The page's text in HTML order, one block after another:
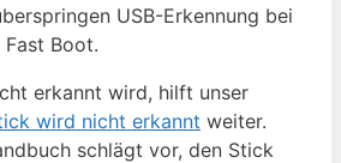
USB-Erkennung bei
Boot.
erkannt wird, hilft unser
wird nicht erkannt weiter.
schlägt vor, den Stick